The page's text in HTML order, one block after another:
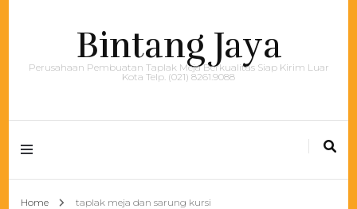
Bintang Jaya
Perusahaan Pembuatan Taplak Meja Berkualitas Siap Kirim Luar
Kota Telp. (021) 8261.9088
Home taplak meja dan sarung kursi